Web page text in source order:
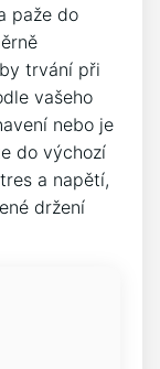
paže do
trvání při
vašeho
nebo je
do výchozí
a napětí,
držení